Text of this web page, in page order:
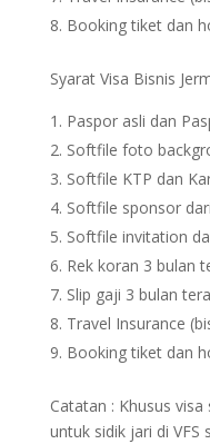
Booking tiket dan
Syarat Visa Bisnis
Paspor asli dan
Softfile foto
Softfile KTP dan
Softfile sponsor
Softfile invitation
Rek koran 3 bulan
Slip gaji 3 bulan
Travel Insurance
Booking tiket dan
Catatan : Khusus
untuk sidik jari di VFS